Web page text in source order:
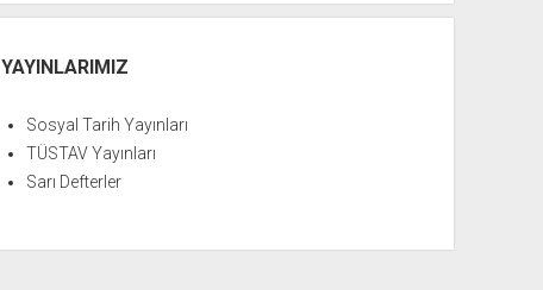
YAYINLARIMIZ
Sosyal Tarih Yayınları
TÜSTAV Yayınları
Sarı Defterler